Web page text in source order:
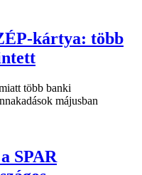
kártya: több
több banki
májusban
SPAR